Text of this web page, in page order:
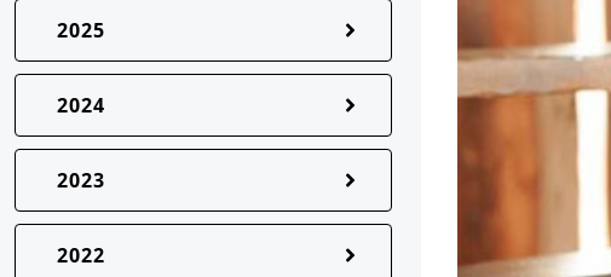
2025
2024
2023
2022